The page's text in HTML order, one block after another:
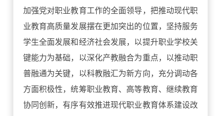
加强党对职业教育工作的全面领导，把推动现代职
业教育高质量发展摆在更加突出的位置，坚持服务
学生全面发展和经济社会发展，以提升职业学校关
键能力为基础，以深化产教融合为重点，以推动职
普融通为关键，以科教融汇为新方向，充分调动各
方面积极性，统筹职业教育、高等教育、继续教育
协同创新，有序有效推进现代职业教育体系建设改